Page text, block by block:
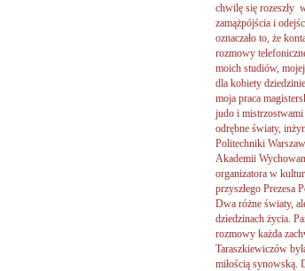
chwilę się rozeszły
zamążpójścia i
oznaczało to, że
rozmowy
moich studiów,
dla kobiety
moja praca
judo i
odrębne światy,
Politechniki
Akademii
organizatora w
przyszłego Prezesa
Dwa różne światy,
dziedzinach życia.
rozmowy każda
Taraszkiewiczów
miłością synowską.